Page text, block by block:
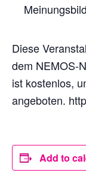
Diese
dem NEMOS-
ist kostenlos,
angeboten.
Add to